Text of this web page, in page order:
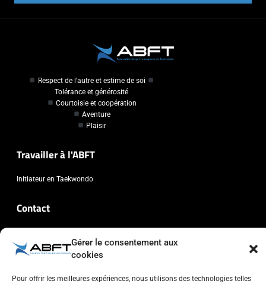
Gérer le consentement aux
cookies
Pour offrir les meilleures expériences, nous utilisons des technologies telles
Respect de l'autre et estime de soi
Tolérance et générosité
Courtoisie et coopération
Aventure
Plaisir
Travailler à l'ABFT
Initiateur en Taekwondo
Contact
Chaussée de Wavre, 2057 - 1160 Auderghem
+32 (0)2 347 34 77